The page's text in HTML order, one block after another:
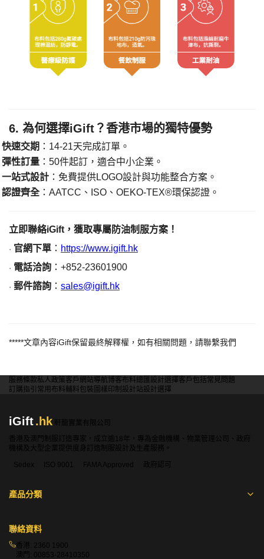
​6. 為何選擇iGift？香港市場的獨特優勢​
​快速交期​ ​： 14-21天完成訂單。
​彈性訂量​ ​：50件起訂，適合中小企業。
​一站式設計​ ​：免費提供LOGO設計與功能整合方案。
​認證齊全​ ​：AATCC、ISO、OEKO-TEX®環保認證。
立即聯絡iGift，獲取專屬防油制服方案！​
· 官網下單 ： https://www.igift.hk
· 電話洽詢 ： +852-23601900
· 郵件諮詢 ： sales@igift.hk
*****文章內容iGift保留最終解釋權，如有相關問題，請聯繫我們
服務條款私人政策客戶 網站導航博客布料總匯設計選擇客戶包括常見問題
訂購指引 常用布料輔料包裝 圖樣印制 設計站設計選擇
iGift.hk
軒龍實業有限公司
香港及澳門制服訂造專家，成立逾18年，專為金融機構、物業管理公司、政府
機構及大型企業提供度身訂造制服設計及生產服務。
Sedex
ISO 9001 FAMA Approved 政府認可
產品分類
聯絡資料
香港: 2360 1900
澳門: 00853-28410350